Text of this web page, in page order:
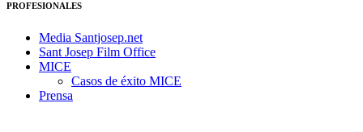
PROFESIONALES
Media Santjosep.net
Sant Josep Film Office
MICE
Casos de éxito MICE
Prensa